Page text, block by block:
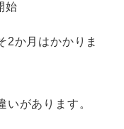
始
2か月はかかりま
いがあります。